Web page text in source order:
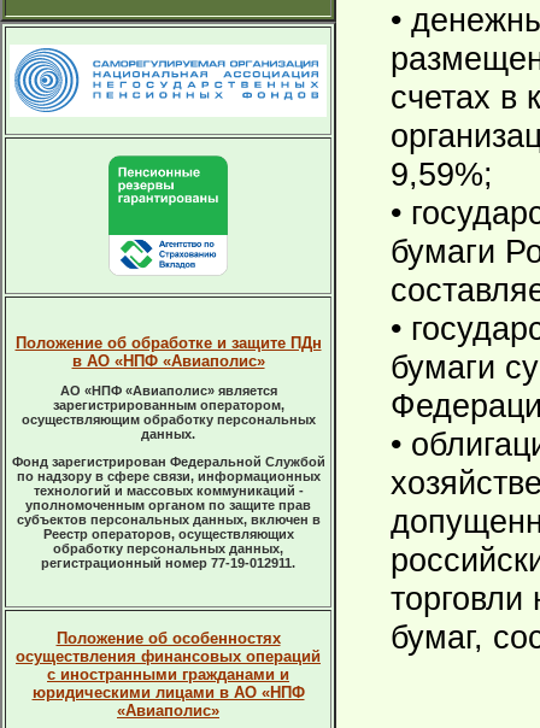
Положение об обработке и защите ПДн
в АО «НПФ «Авиаполис»
АО «НПФ «Авиаполис» является
зарегистрированным оператором,
осуществляющим обработку персональных
данных.
Фонд зарегистрирован Федеральной Службой
по надзору в сфере связи, информационных
технологий и массовых коммуникаций -
уполномоченным органом по защите прав
субъектов персональных данных, включен в
Реестр операторов, осуществляющих
обработку персональных данных,
регистрационный номер 77-19-012911.
Положение об особенностях
осуществления финансовых операций
с иностранными гражданами и
юридическими лицами в АО «НПФ
«Авиаполис»
•
счетах в
9,59%;
•
бумаги
•
бумаги
•
бумаг,